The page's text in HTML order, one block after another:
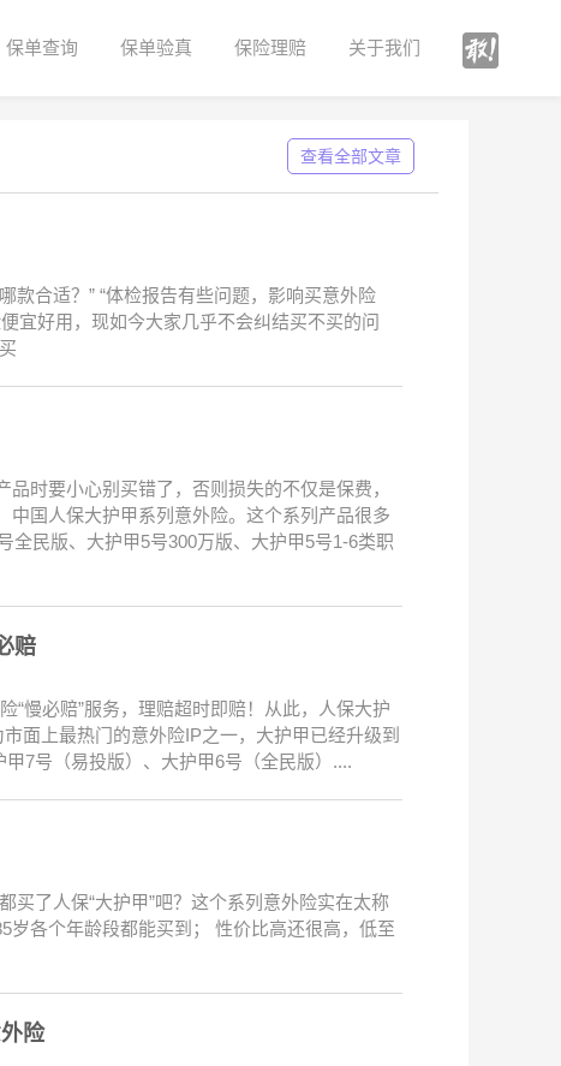
保单查询 保单验真 保险理赔 关于我们
查看全部文章
款合适？” “体检报告有些问题，影响买意外险
宜好用，现如今大家几乎不会纠结买不买的问
时要小心别买错了，否则损失的不仅是保费，
国人保大护甲系列意外险。这个系列产品很多
全民版、大护甲5号300万版、大护甲5号1-6类职
赔
“慢必赔”服务，理赔超时即赔！从此，人保大护
面上最热门的意外险IP之一，大护甲已经升级到
7号（易投版）、大护甲6号（全民版）....
了人保“大护甲”吧？这个系列意外险实在太称
岁各个年龄段都能买到； 性价比高还很高，低至
险